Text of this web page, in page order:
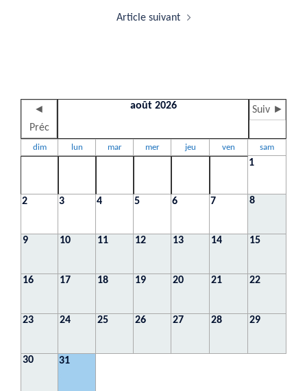
Article suivant
◄
Préc
août 2026 Suiv ►
dim lun mar mer jeu ven sam
1
2 3 4 5 6 7 8
9 10 11 12 13 14 15
16 17 18 19 20 21 22
23 24 25 26 27 28 29
30 31